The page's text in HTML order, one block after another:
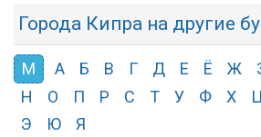
Города Кипра на другие
М А Б В Г Д Е Ё Ж
Н
О П Р С Т У Ф Х
Э
Ю Я